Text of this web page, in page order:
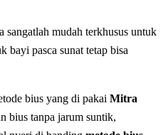
sangatlah mudah terkhusus untuk
bayi pasca sunat tetap bisa
bius yang di pakai Mitra
bius tanpa jarum suntik,